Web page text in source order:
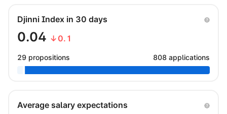
Djinni Index in 30 days
0.04 ↓0.1
29 propositions 808 applications
Average salary expectations